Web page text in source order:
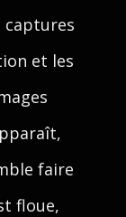
captures
et les
faire
floue,